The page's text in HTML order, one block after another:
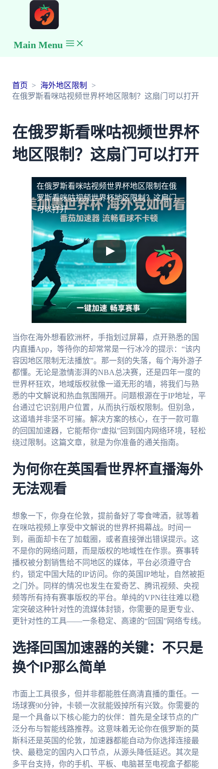
Main Menu
首页
海外地区限制
在俄罗斯看咪咕视频世界杯地区限制？这扇门可以打开
在俄罗斯看咪咕视频世界杯
地区限制？这扇门可以打开
在俄罗斯看咪咕视频世界杯地区限制 在俄
罗斯看咪咕视频世界杯地区限制？这扇门
可以打开
当你在海外想看欧洲杯，手指划过屏幕，点开熟悉的国
内直播App，等待你的却常常是一行冰冷的提示：“该内
容因地区限制无法播放”。那一刻的失落，每个海外游子
都懂。无论是激情澎湃的NBA总决赛，还是四年一度的
世界杯狂欢，地域版权就像一道无形的墙，将我们与熟
悉的中文解说和热血氛围隔开。问题根源在于IP地址，平
台通过它识别用户位置，从而执行版权限制。但别急，
这道墙并非坚不可摧。解决方案的核心，在于一款可靠
的回国加速器，它能帮你“虚拟”回到国内网络环境，轻松
绕过限制。这篇文章，就是为你准备的通关指南。
为何你在英国看世界杯直播海外
无法观看
想象一下，你身在伦敦，提前备好了零食啤酒，就等着
在咪咕视频上享受中文解说的世界杯揭幕战。时间一
到，画面却卡在了加载圈，或者直接弹出错误提示。这
不是你的网络问题，而是版权的地域性在作祟。赛事转
播权被分割销售给不同地区的媒体，平台必须遵守合
约，锁定中国大陆的IP访问。你的英国IP地址，自然被拒
之门外。同样的情况也发生在爱奇艺、腾讯视频、央视
频等所有持有赛事版权的平台。单纯的VPN往往难以稳
定突破这种针对性的流媒体封锁，你需要的是更专业、
更针对性的工具——一条稳定、高速的“回国”网络专线。
选择回国加速器的关键：不只是
换个IP那么简单
市面上工具很多，但并非都能胜任高清直播的重任。一
场球赛90分钟，卡顿一次就能毁掉所有兴致。你需要的
是一个具备以下核心能力的伙伴：首先是全球节点的广
泛分布与智能线路推荐。这意味着无论你在俄罗斯的莫
斯科还是英国的伦敦，加速器都能自动为你选择连接最
快、最稳定的国内入口节点，从源头降低延迟。其次是
多平台支持，你的手机、平板、电脑甚至电视盒子都能